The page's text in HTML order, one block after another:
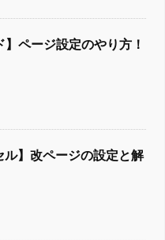
】ページ設定のやり方！
ル】改ページの設定と解